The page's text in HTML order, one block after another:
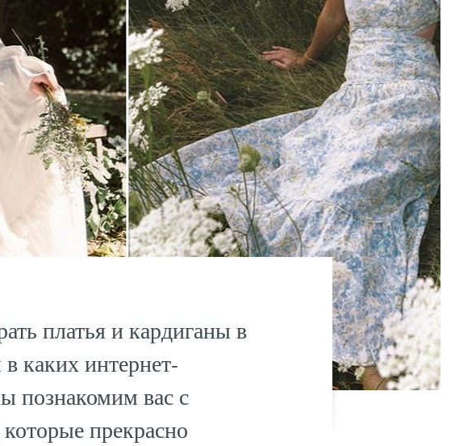
платья и кардиганы в
каких интернет-
познакомим вас с
прекрасно